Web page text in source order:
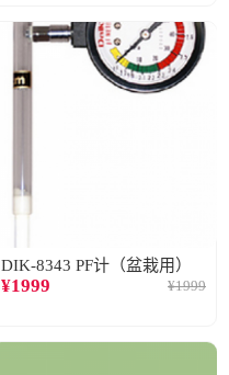
DIK-8343 PF计（盆栽用）
¥1999 ¥1999